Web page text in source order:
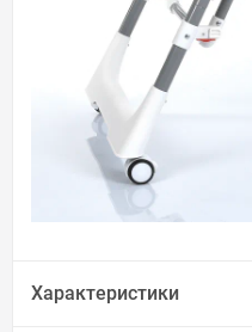
Характеристики